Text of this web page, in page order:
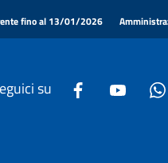
fino al 13/01/2026
su